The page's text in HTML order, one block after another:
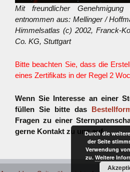
Mit freundlicher
entnommen aus: Mellinger /
Himmelsatlas (c) 2002, Franck-
Co. KG, Stuttgart
Bitte beachten Sie, dass die
eines Zertifikats in der Regel 2
Wenn Sie Interesse an einer
füllen Sie bitte das
Fragen zu einer
gerne Kontakt zu uns auf.
Durch die
der Seite
Verwendung
zu. Weitere